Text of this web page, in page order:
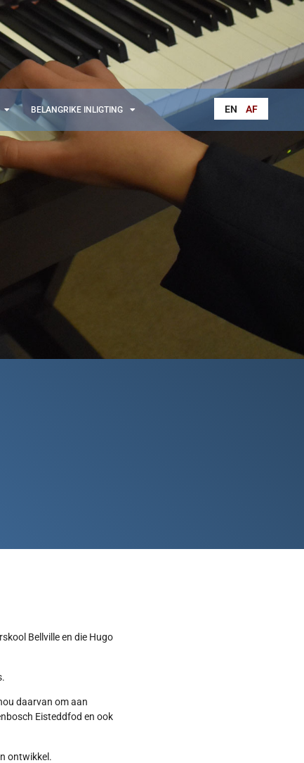
BELANGRIKE INLIGTING EN AF
Bellville en die Hugo
daarvan om aan
Eisteddfod en ook
ontwikkel.